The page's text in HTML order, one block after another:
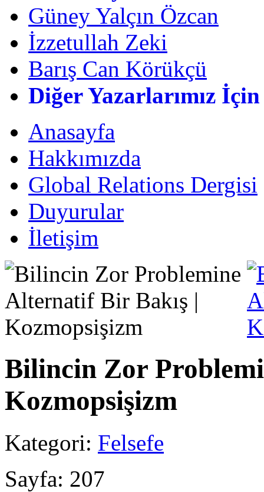
Güney Yalçın Özcan
İzzetullah Zeki
Barış Can Körükçü
Diğer Yazarlarımız İçin
Anasayfa
Hakkımızda
Global Relations Dergisi
Duyurular
İletişim
Bilincin Zor
Kozmopsişizm
Kategori: Felsefe
Sayfa: 207